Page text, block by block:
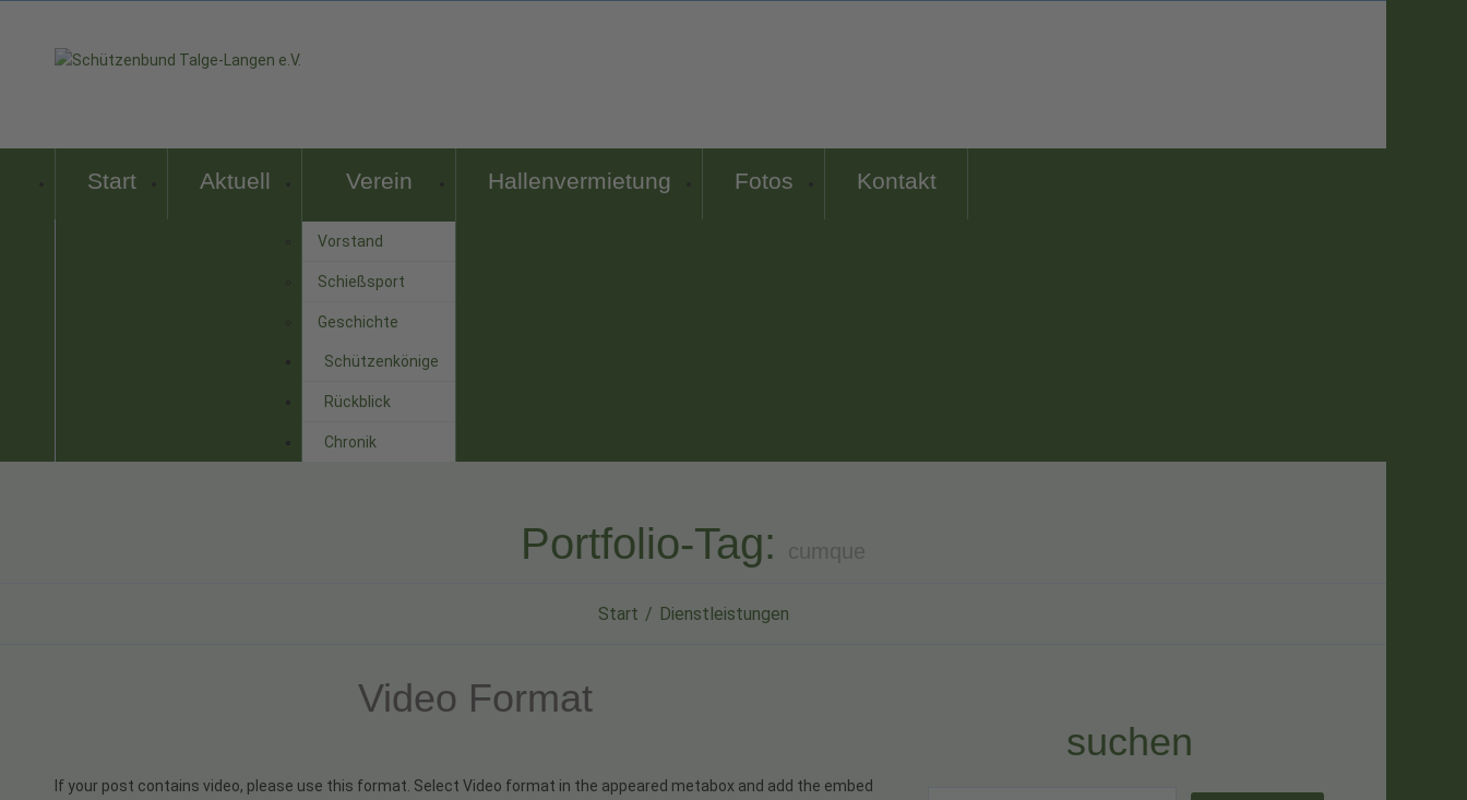
Start Aktuell Verein
Vorstand
Schießsport
Geschichte
Schützenkönige
Rückblick
Chronik
Hallenvermietung Fotos Kontakt
Portfolio-Tag: cumque
Start Dienstleistungen
Video Format
If your post contains video, please use this format. Select Video format in the appeared metabox and add the embed
suchen